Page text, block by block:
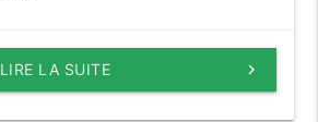
keyboard_arrow_right
LIRE LA SUITE